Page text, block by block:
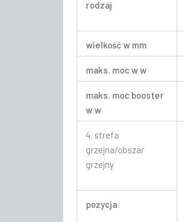
rodzaj
wielkość w mm
maks. moc w w
maks. moc booster
w w
4. strefa
grzejna/obszar
grzejny
pozycja